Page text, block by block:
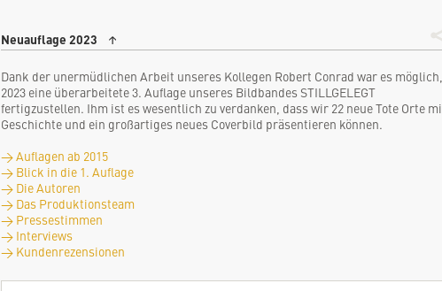
Neuauflage 2023 ↑
Dank der unermüdlichen Arbeit unseres Kollegen Robert Conrad war es möglich,
2023 eine überarbeitete 3. Auflage unseres Bildbandes STILLGELEGT
fertigzustellen. Ihm ist es wesentlich zu verdanken, dass wir 22 neue Tote Orte
Geschichte und ein großartiges neues Coverbild präsentieren können.
→ Auflagen ab 2015
→ Blick in die 1. Auflage
→ Die Autoren
→ Das Produktionsteam
→ Pressestimmen
→ Interviews
→ Kundenrezensionen